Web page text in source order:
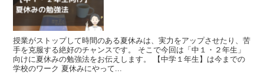
授業がストップして時間のある夏休みは、実力をアップさせたり、苦
手を克服する絶好のチャンスです。 そこで今回は「中１・２年生」
向けに夏休みの勉強法をお伝えします。 【中学１年生】は今までの
学校のワーク 夏休みにやって...